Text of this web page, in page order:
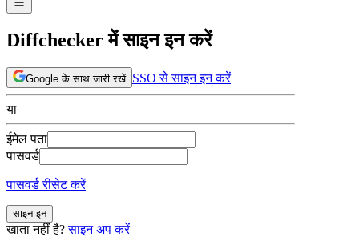
Diffchecker में साइन इन करें
Google के साथ जारी रखें SSO से साइन इन करें
या
ईमेल पता
पासवर्ड
पासवर्ड रीसेट करें
साइन इन
खाता नहीं है? साइन अप करें